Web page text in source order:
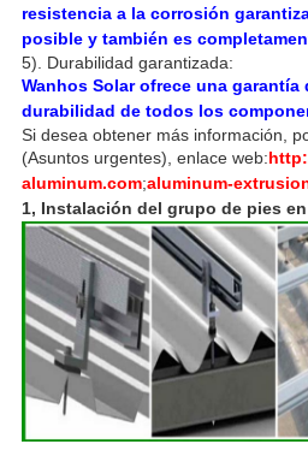
resistencia a la corrosión
posible y también es
5). Durabilidad garantizada:
Wanhos Solar ofrece una garantía
durabilidad de todos los
Si desea obtener más información,
(Asuntos urgentes), enlace web:
aluminum.com;aluminum-
1, Instalación del grupo de pies